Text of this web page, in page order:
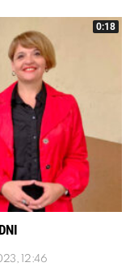
0:18
12:46